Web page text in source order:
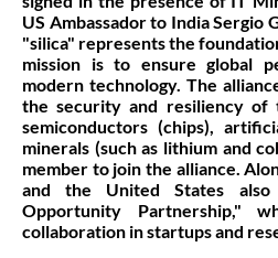
US Ambassador to India Sergio
"silica" represents the
mission is to ensure global
modern technology. The
the security and resiliency of
semiconductors (chips),
minerals (such as lithium and
member to join the alliance.
and the United States
Opportunity Partnership,"
collaboration in startups and